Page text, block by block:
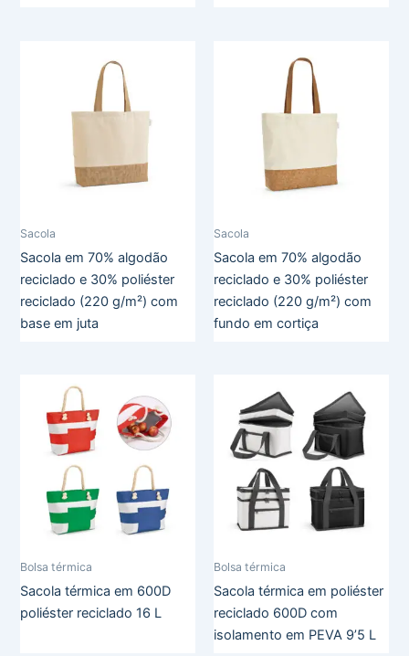
Sacola
Sacola em 70% algodão
reciclado e 30% poliéster
reciclado (220 g/m²) com
base em juta
Sacola
Sacola em 70% algodão
reciclado e 30% poliéster
reciclado (220 g/m²) com
fundo em cortiça
Bolsa térmica
Sacola térmica em 600D
poliéster reciclado 16 L
Bolsa térmica
Sacola térmica em poliéster
reciclado 600D com
isolamento em PEVA 9’5 L